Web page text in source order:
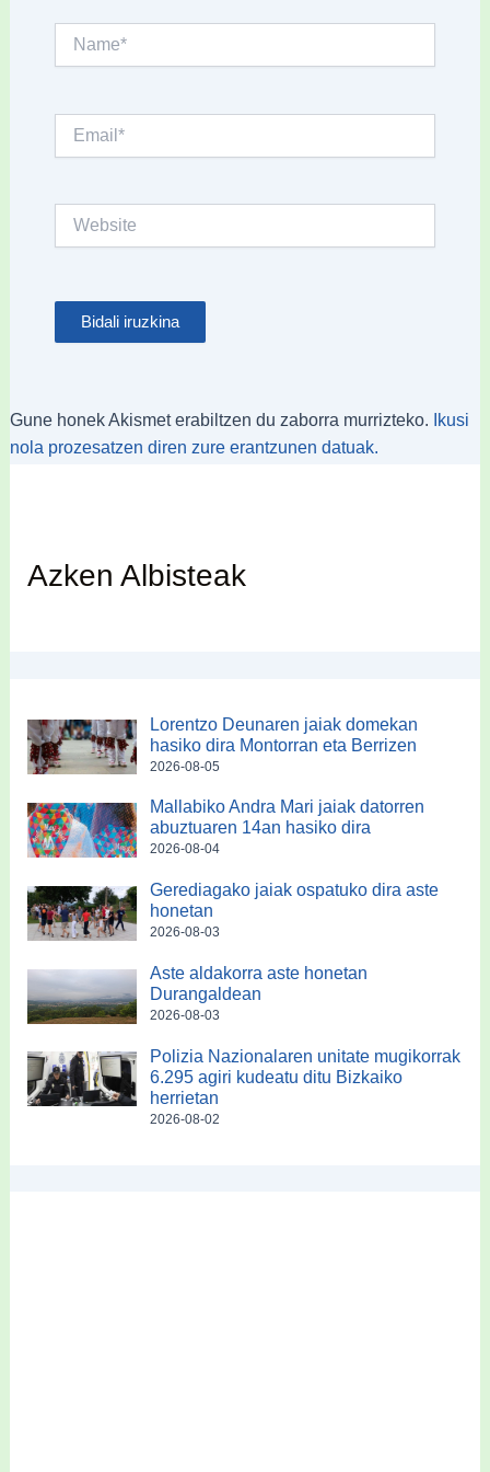
Website
Gune honek Akismet erabiltzen du zaborra murrizteko.
Ikusi
nola prozesatzen diren zure erantzunen datuak.
Azken Albisteak
Lorentzo Deunaren jaiak domekan
hasiko dira Montorran eta Berrizen
2026-08-05
Mallabiko Andra Mari jaiak datorren
abuztuaren 14an hasiko dira
2026-08-04
Gerediagako jaiak ospatuko dira aste
honetan
2026-08-03
Aste aldakorra aste honetan
Durangaldean
2026-08-03
Polizia Nazionalaren unitate mugikorrak
6.295 agiri kudeatu ditu Bizkaiko
herrietan
2026-08-02